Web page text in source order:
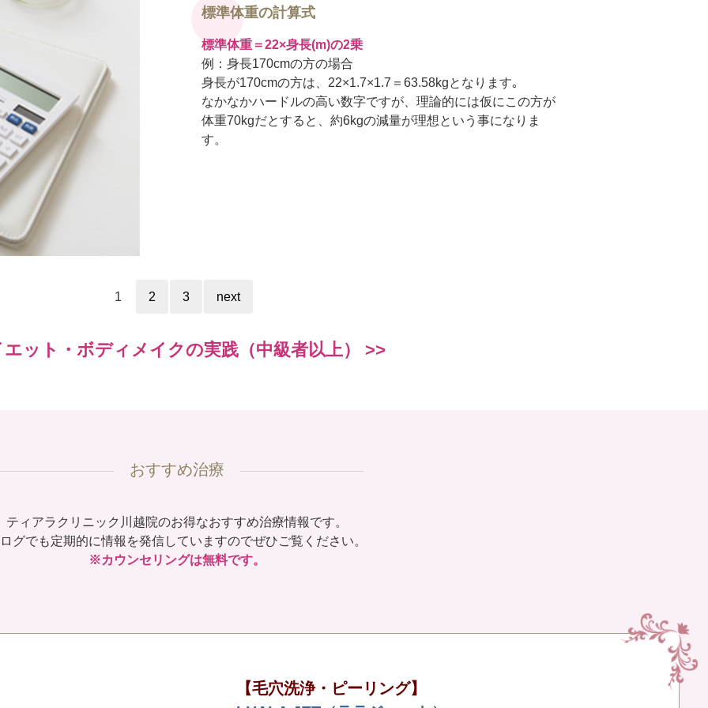
標準体重の計算式
標準体重＝22×身長(m)の2乗
例：身長170cmの方の場合
身長が170cmの方は、22×1.7×1.7＝63.58kgとなります｡
なかなかハードルの高い数字ですが、理論的には仮にこの方が
体重70kgだとすると、約6kgの減量が理想という事になりま
す。
1 2 3 next
ット・ボディメイクの実践（中級者以上） >>
おすすめ治療
ティアラクリニック川越院のお得なおすすめ治療情報です。
グでも定期的に情報を発信していますのでぜひご覧ください。
※カウンセリングは無料です。
【毛穴洗浄・ピーリング】